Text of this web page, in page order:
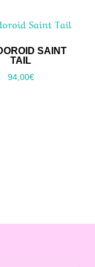
SAINT
TAIL
94,00€